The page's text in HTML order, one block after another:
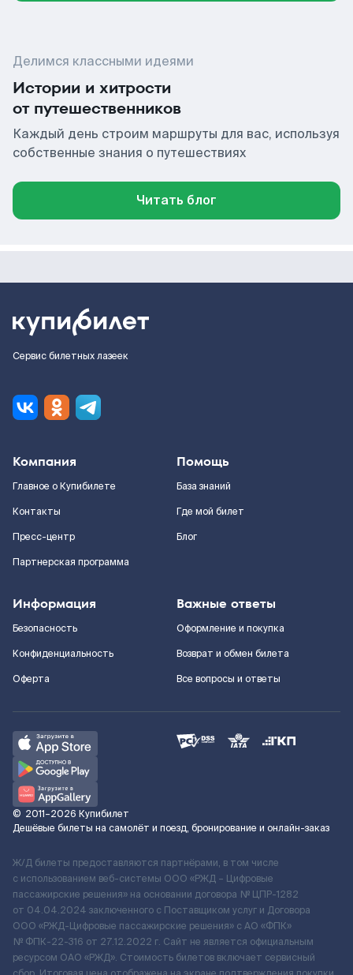
Делимся классными идеями
Истории и хитрости
от путешественников
Каждый день строим маршруты для вас, используя
собственные знания о путешествиях
Читать блог
Сервис билетных лазеек
Компания
Главное о Купибилете
Контакты
Пресс-центр
Партнерская программа
Помощь
База знаний
Где мой билет
Блог
Информация
Безопасность
Конфиденциальность
Оферта
Важные ответы
Оформление и покупка
Возврат и обмен билета
Все вопросы и ответы
© 2011–2026 Купибилет
Дешёвые билеты на самолёт и поезд, бронирование и онлайн-заказ
Ж/Д билеты предоставляются партнёрами, в том числе
с использованием веб-системы ООО «РЖД – Цифровые
пассажирские решения» на основании договора № ЦПР-1282
от 04.04.2024 заключенного с Поставщиком услуг и Договора
ООО «РЖД-Цифровые пассажирские решения» c АО «ФПК»
№ ФПК-22-316 от 27.12.2022 г. Сайт не является официальным
ресурсом ОАО «РЖД». Стоимость билетов включает сервисный